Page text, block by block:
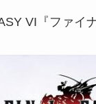
VI『ファイ